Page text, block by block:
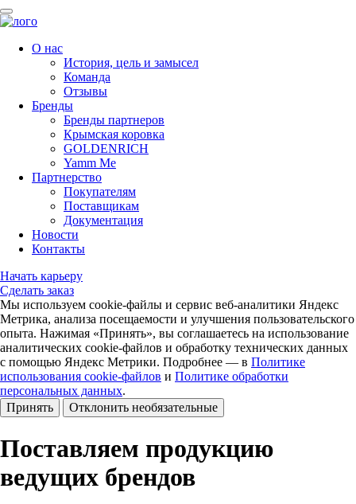
О нас
История, цель и замысел
Команда
Отзывы
Бренды
Бренды партнеров
Крымская коровка
GOLDENRICH
Yamm Me
Партнерство
Покупателям
Поставщикам
Документация
Новости
Контакты
Начать карьеру
Сделать заказ
Мы используем cookie-файлы и сервис веб-аналитики Яндекс
Метрика, анализа посещаемости и улучшения пользовательского
опыта. Нажимая «Принять», вы соглашаетесь на использование
аналитических cookie-файлов и обработку технических данных
с помощью Яндекс Метрики. Подробнее — в Политике
использования cookie-файлов и Политике обработки
персональных данных.
Принять
Отклонить необязательные
Поставляем продукцию
ведущих брендов